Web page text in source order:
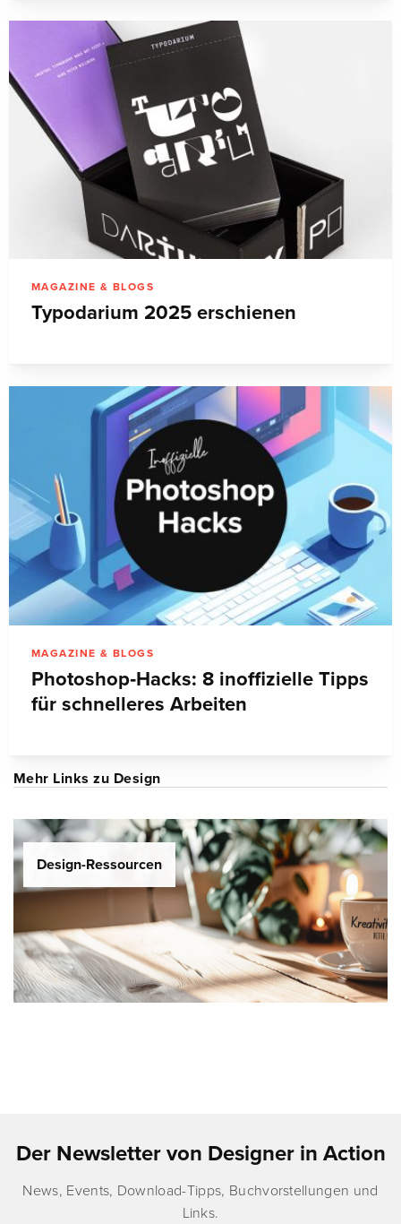
MAGAZINE & BLOGS
Typodarium 2025 erschienen
MAGAZINE & BLOGS
Photoshop‑Hacks: 8 inoffizielle Tipps
für schnelleres Arbeiten
Mehr Links zu Design
Design-Ressourcen
Der Newsletter von Designer in Action
News, Events, Download-Tipps, Buchvorstellungen und
Links.